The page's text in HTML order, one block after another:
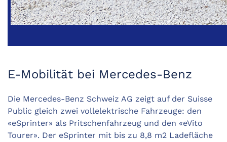
E-Mobilität bei Mercedes-Benz
Die Mercedes-Benz Schweiz AG zeigt auf der Suisse
Public gleich zwei vollelektrische Fahrzeuge: den
«eSprinter» als Pritschenfahrzeug und den «eVito
Tourer». Der eSprinter mit bis zu 8,8 m2 Ladefläche